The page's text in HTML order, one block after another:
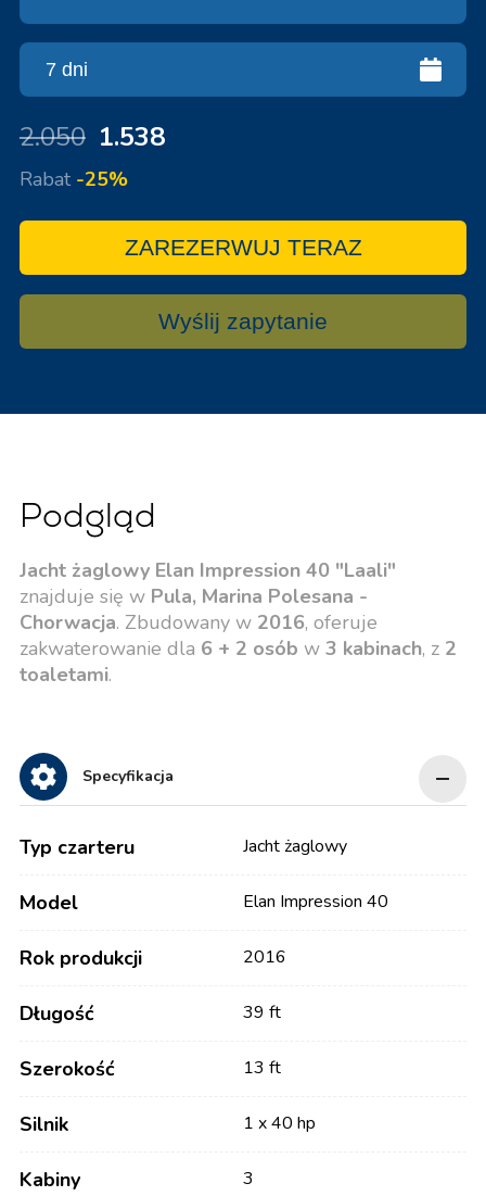
2.050 1.538
Rabat -25%
ZAREZERWUJ TERAZ
Wyślij zapytanie
Podgląd
Jacht żaglowy Elan Impression 40 "Laali"
znajduje się w Pula, Marina Polesana -
Chorwacja. Zbudowany w 2016, oferuje
zakwaterowanie dla 6 + 2 osób w 3 kabinach, z 2
toaletami.
Specyfikacja
Typ czarteru Jacht żaglowy
Model Elan Impression 40
Rok produkcji 2016
Długość 39 ft
Szerokość 13 ft
Silnik 1 x 40 hp
Kabiny 3